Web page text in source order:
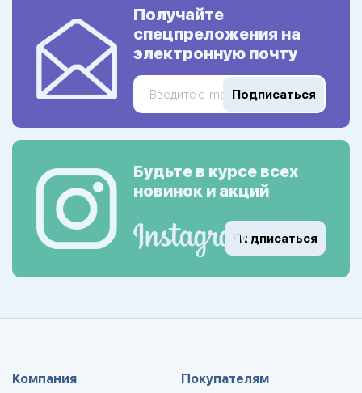
Получайте
спецпреложения на
электронную почту
Подписаться
Будьте в курсе всех
новинок и акций
Подписаться
Компания Покупателям